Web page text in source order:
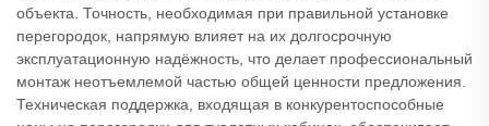
объекта. Точность, необходимая при правильной установке
перегородок, напрямую влияет на их долгосрочную
эксплуатационную надёжность, что делает профессиональный
монтаж неотъемлемой частью общей ценности предложения.
Техническая поддержка, входящая в конкурентоспособные